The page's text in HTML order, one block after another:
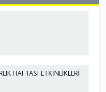
HAFTASI ETKİNLİKLERİ